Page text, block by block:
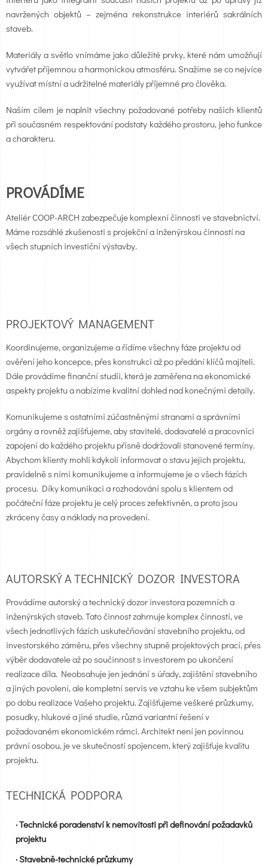
navržených objektů – zejména rekonstrukce interiérů sakrálních
staveb.
Materiály a světlo vnímáme jako důležité prvky, které nám umožňují
vytvářet příjemnou a harmonickou atmosféru. Snažíme se co nejvíce
využívat místní a udržitelné materiály příjemné pro člověka.
Naším cílem je naplnit všechny požadované potřeby našich klientů
při současném respektování podstaty každého prostoru, jeho funkce
a charakteru.
PROVÁDÍME
Ateliér COOP-ARCH zabezpečuje komplexní činnosti ve stavebnictví.
Máme rozsáhlé zkušenosti s projekční a inženýrskou činností na
všech stupních investiční výstavby.
PROJEKTOVÝ MANAGEMENT
Koordinujeme, organizujeme a řídíme všechny fáze projektu od
ověření jeho koncepce, přes konstrukci až po předání klíčů majiteli.
Dále provádíme finanční studii, která je zaměřena na ekonomické
aspekty projektu a nabízíme kvalitní dohled nad konečnými detaily.
Komunikujeme s ostatními zúčastněnými stranami a správními
orgány a rovněž zajišťujeme, aby stavitelé, dodavatelé a pracovníci
zapojení do každého projektu přísně dodržovali stanovené termíny.
Abychom klienty mohli kdykoli informovat o stavu jejich projektu,
pravidelně s nimi komunikujeme a informujeme je o všech fázích
procesu. Díky komunikaci a rozhodování spolu s klientem od
počáteční fáze projektu je celý proces zefektivněn, a proto jsou
zkráceny časy a náklady na provedení.
AUTORSKÝ A TECHNICKÝ DOZOR INVESTORA
Provádíme autorský a technický dozor investora pozemních a
inženýrských staveb. Tato činnost zahrnuje komplex činností, ve
všech jednotlivých fázích uskutečňování stavebního projektu, od
investorského záměru, přes všechny stupně projektových prací, přes
výběr dodavatele až po součinnost s investorem po ukončení
realizace díla. Neobsahuje jen jednání s úřady, zajištění stavebního
a jiných povolení, ale kompletní servis ve vztahu ke všem subjektům
po dobu realizace Vašeho projektu. Zajišťujeme veškeré průzkumy,
posudky, hlukové a jiné studie, různá variantní řešení v
požadovaném ekonomickém rámci. Architekt není jen povinnou
právní osobou, je ve skutečnosti spojencem, který zajišťuje kvalitu
projektu.
TECHNICKÁ PODPORA
· Technické poradenství k nemovitosti při definování požadavků
projektu
· Stavebně-technické průzkumy